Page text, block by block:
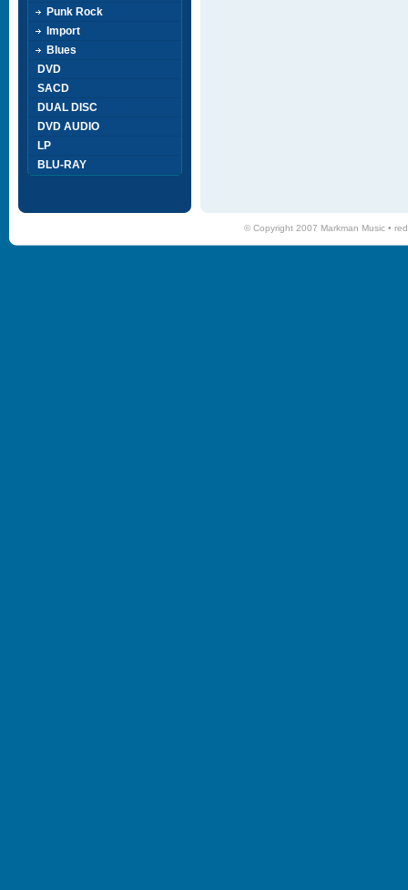
Punk Rock
Import
Blues
DVD
SACD
DUAL DISC
DVD AUDIO
LP
BLU-RAY
© Copyright 2007 Markman Music •